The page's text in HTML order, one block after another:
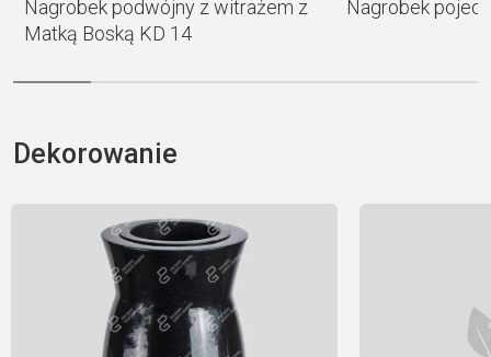
Nagrobek podwójny z witrażem z
Matką Boską KD 14
Nagrobek
Dekorowanie